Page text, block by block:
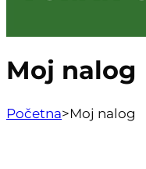
Moj nalog
Početna>Moj nalog